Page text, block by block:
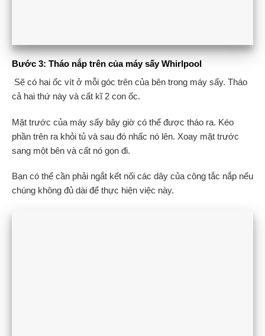
Bước 3: Tháo nắp trên của máy sấy Whirlpool
Sẽ có hai ốc vít ở mỗi góc trên của bên trong máy sấy. Tháo
cả hai thứ này và cất kĩ 2 con ốc.
Mặt trước của máy sấy bây giờ có thể được tháo ra. Kéo
phần trên ra khỏi tủ và sau đó nhấc nó lên. Xoay mặt trước
sang một bên và cất nó gọn đi.
Bạn có thể cần phải ngắt kết nối các dây của công tắc nắp nếu
chúng không đủ dài để thực hiện việc này.